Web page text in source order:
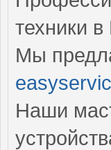
техники
Мы
Наши